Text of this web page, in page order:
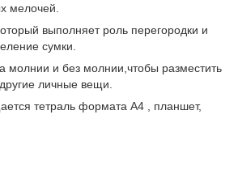
мелочей.
выполняет роль перегородки и
сумки.
молнии и без молнии,чтобы разместить
личные вещи.
тетраль формата А4 , планшет,